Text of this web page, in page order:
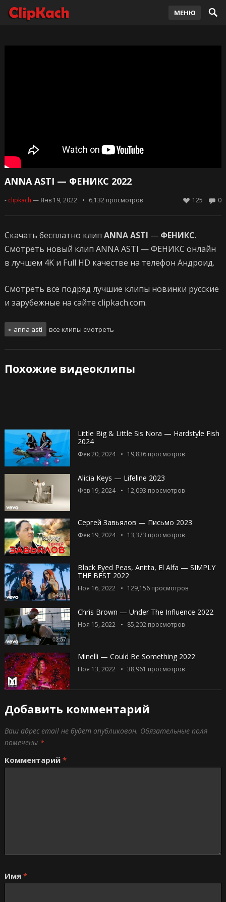
МЕНЮ
ANNA ASTI — ФЕНИКС 2022
- clipkach — Янв 19, 2022 6,132просмотров 0
125
Скачать бесплатно клип ANNA ASTI — ФЕНИКС.
Смотреть новый клип ANNA ASTI — ФЕНИКС онлайн
в лучшем 4K и Full HD качестве на телефон Андроид.
Смотреть все подряд лучшие клипы новинки русские
и зарубежные на сайте clipkach.com.
anna asti все клипы смотреть
Похожие видеоклипы
Little Big & Little Sis Nora — Hardstyle Fish
2024
Фев 20, 2024 19,836просмотров
Alicia Keys — Lifeline 2023
Фев 19, 2024 12,093 просмотров
Сергей Завьялов — Письмо 2023
Фев 19, 2024 13,373 просмотров
04:01
Black Eyed Peas, Anitta, El Alfa — SIMPLY
THE BEST 2022
Ноя 16, 2022 129,156просмотров
02:57
Chris Brown — Under The Influence 2022
Ноя 15, 2022 85,202просмотров
Minelli — Could Be Something 2022
Ноя 13, 2022 38,961 просмотров
Добавить комментарий
Ваш адрес email не будет опубликован. Обязательные поля
помечены *
Комментарий *
Имя *